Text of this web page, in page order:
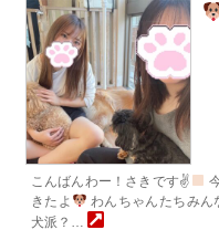
こんばんわー！さきです✌
きたよ
わんちゃんたちみん
犬派？…